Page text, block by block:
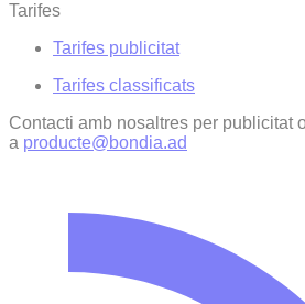
Tarifes
Tarifes publicitat
Tarifes classificats
Contacti amb nosaltres per publicitat
a producte@bondia.ad